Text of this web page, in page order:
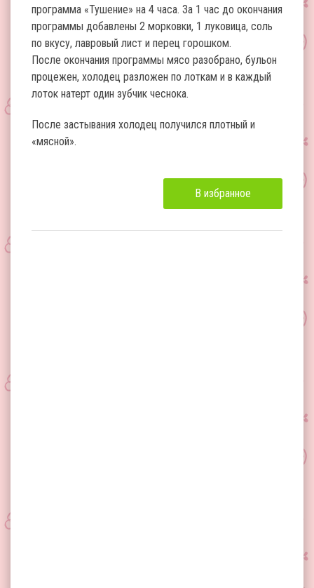
программа «Тушение» на 4 часа. За 1 час до окончания
программы добавлены 2 морковки, 1 луковица, соль
по вкусу, лавровый лист и перец горошком.
После окончания программы мясо разобрано, бульон
процежен, холодец разложен по лоткам и в каждый
лоток натерт один зубчик чеснока.
После застывания холодец получился плотный и
«мясной».
В избранное